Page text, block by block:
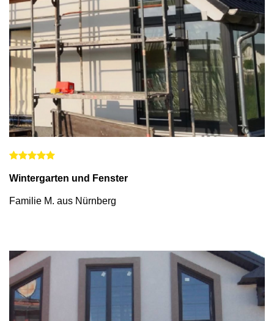
Wintergarten und Fenster
Familie M. aus Nürnberg